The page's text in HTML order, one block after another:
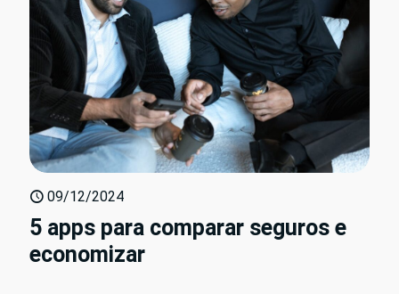
09/12/2024
5 apps para comparar seguros e
economizar